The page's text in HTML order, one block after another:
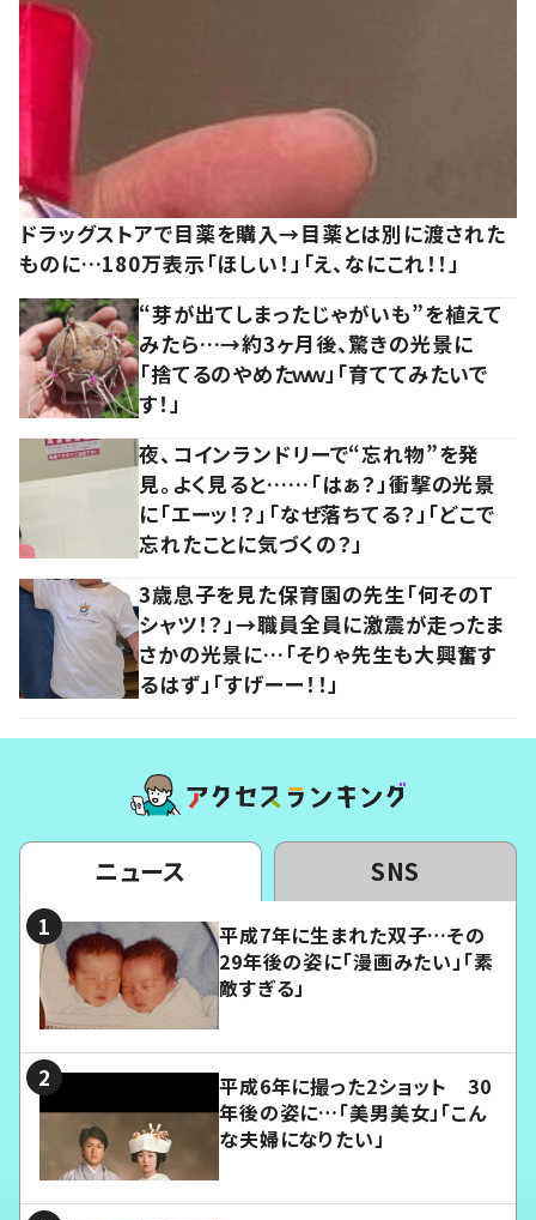
ドラッグストアで目薬を購入→目薬とは別に渡された
ものに…180万表示「ほしい！」「え、なにこれ！！」
“芽が出てしまったじゃがいも”を植えて
みたら…→約3ヶ月後、驚きの光景に
「捨てるのやめたｗｗ」「育ててみたいで
す！」
夜、コインランドリーで“忘れ物”を発
見。よく見ると……「はぁ？」衝撃の光景
に「エーッ！？」「なぜ落ちてる？」「どこで
忘れたことに気づくの？」
3歳息子を見た保育園の先生「何そのT
シャツ！？」→職員全員に激震が走ったま
さかの光景に…「そりゃ先生も大興奮す
るはず」「すげーー！！」
ニュース SNS
平成7年に生まれた双子…その
29年後の姿に「漫画みたい」「素
敵すぎる」
平成6年に撮った2ショット 30
年後の姿に…「美男美女」「こん
な夫婦になりたい」